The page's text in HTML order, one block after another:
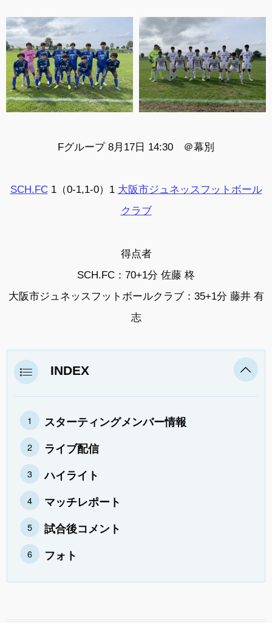
Fグループ 8月17日 14:30 ＠幕別
SCH.FC1（0-1,1-0）1 大阪市ジュネッスフットボール
クラブ
得点者
SCH.FC：70+1分 佐藤 柊
大阪市ジュネッスフットボールクラブ：35+1分 藤井 有
志
INDEX
スターティングメンバー情報
ライブ配信
ハイライト
マッチレポート
試合後コメント
フォト